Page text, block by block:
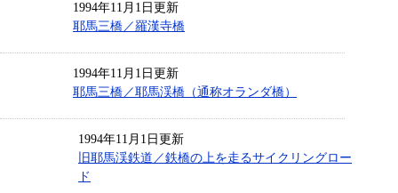
1994年11月1日更新
耶馬三橋／羅漢寺橋
1994年11月1日更新
耶馬三橋／耶馬渓橋（通称オランダ橋）
1994年11月1日更新
旧耶馬渓鉄道／鉄橋の上を走るサイクリングロー
ド